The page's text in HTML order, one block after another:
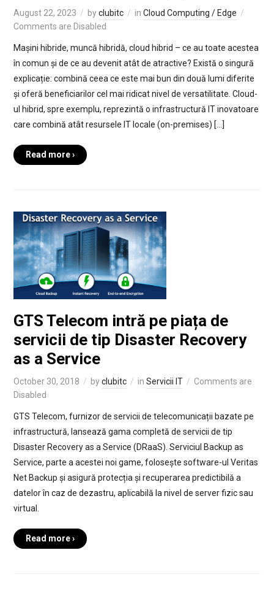
August 22, 2023 byclubitc in Cloud Computing / Edge
Comments are Disabled
Mașini hibride, muncă hibridă, cloud hibrid – ce au toate acestea
în comun și de ce au devenit atât de atractive? Există o singură
explicație: combină ceea ce este mai bun din două lumi diferite
și oferă beneficiarilor cel mai ridicat nivel de versatilitate. Cloud-
ul hibrid, spre exemplu, reprezintă o infrastructură IT inovatoare
care combină atât resursele IT locale (on-premises) […]
Read more ›
GTS Telecom intră pe piața de
servicii de tip Disaster Recovery
as a Service
October 30, 2018 byclubitc in Servicii IT
Comments are
Disabled
GTS Telecom, furnizor de servicii de telecomunicații bazate pe
infrastructură, lansează gama completă de servicii de tip
Disaster Recovery as a Service (DRaaS). Serviciul Backup as
Service, parte a acestei noi game, folosește software-ul Veritas
Net Backup și asigură protecția și recuperarea predictibilă a
datelor în caz de dezastru, aplicabilă la nivel de server fizic sau
virtual.
Read more ›